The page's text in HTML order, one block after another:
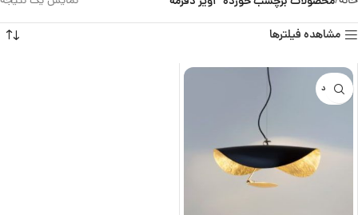
مشاهده فیلترها
ناموجود